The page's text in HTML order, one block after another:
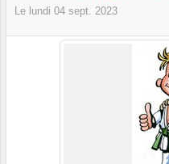
Le lundi 04 sept. 2023